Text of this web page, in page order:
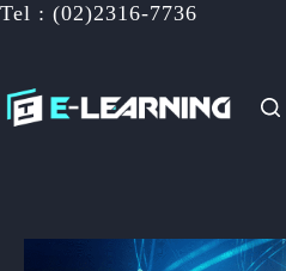
跳
要
內
Tel : (02)2316-7736